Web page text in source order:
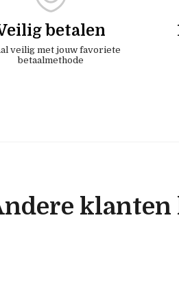
betalen
veilig met jouw favoriete
betaalmethode
klanten